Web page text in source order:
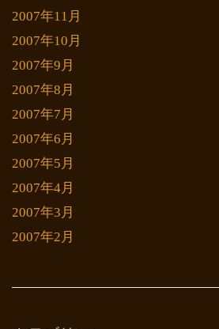
2007年11月
2007年10月
2007年9月
2007年8月
2007年7月
2007年6月
2007年5月
2007年4月
2007年3月
2007年2月